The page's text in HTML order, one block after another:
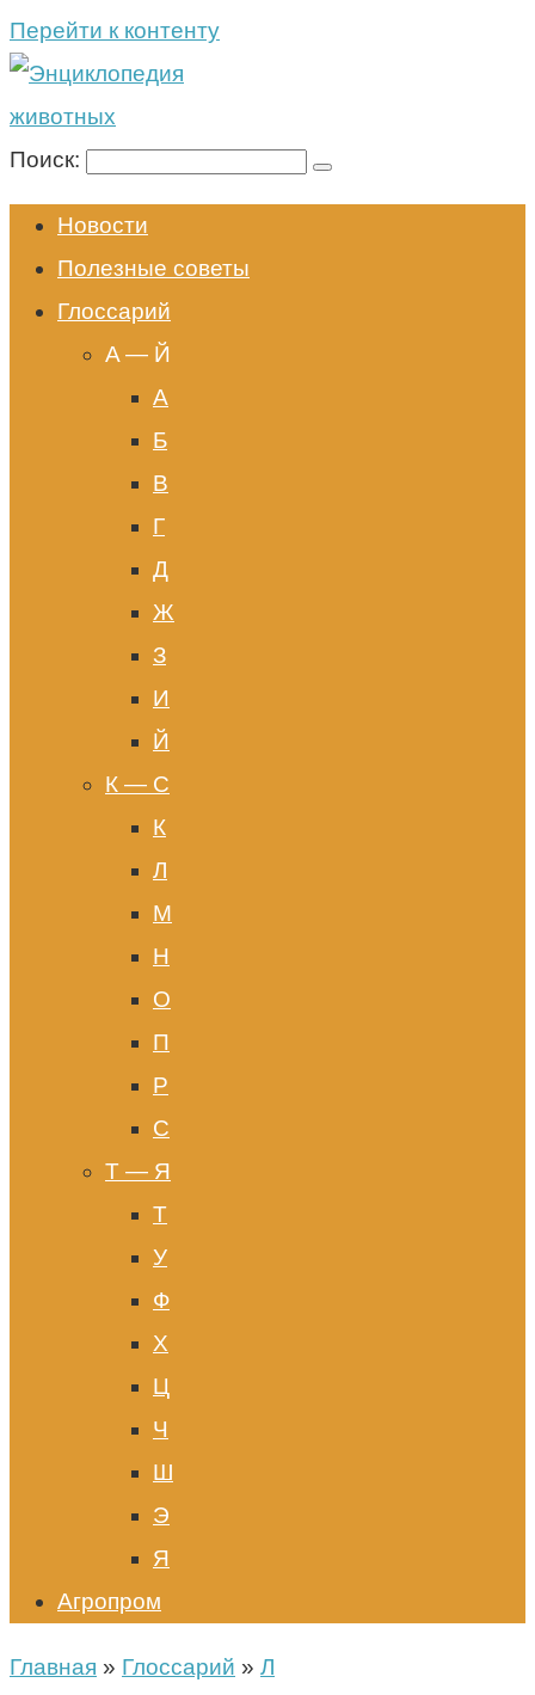
Перейти к контенту
Поиск:
Новости
Полезные советы
Глоссарий
A — Й
А
Б
В
Г
Д
Ж
З
И
Й
К — С
К
Л
М
Н
О
П
Р
С
Т — Я
Т
У
Ф
Х
Ц
Ч
Ш
Э
Я
Агропром
Главная » Глоссарий » Л